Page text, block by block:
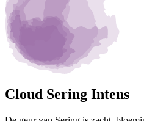
Cloud Sering Intens